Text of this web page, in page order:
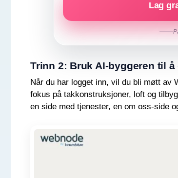
Lag
Trinn 2: Bruk AI-byggeren til
Når du har logget inn, vil du bli møtt av
fokus på takkonstruksjoner, loft og
en side med tjenester, en om oss-side